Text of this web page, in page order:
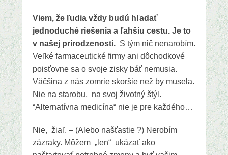
Viem, že ľudia vždy budú hľadať
jednoduché riešenia a ľahšiu cestu. Je to
v našej prirodzenosti. S tým nič nenarobím.
Veľké farmaceutické firmy ani dôchodkové
poisťovne sa o svoje zisky báť nemusia.
Väčšina z nás zomrie skoršie než by musela.
Nie na starobu, na svoj životný štýl.
“Alternatívna medicína“ nie je pre každého…
Nie, žiaľ. – (Alebo našťastie ?) Nerobím
zázraky. Môžem „len“ ukázať ako